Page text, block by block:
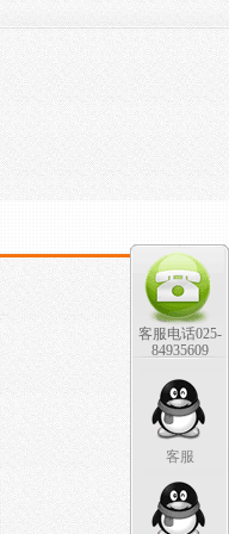
客服电话025-
84935609
客服